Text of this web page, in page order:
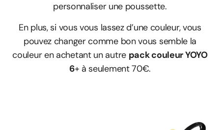
personnaliser une poussette.
En plus, si vous vous lassez d’une couleur, vous
pouvez changer comme bon vous semble la
couleur en achetant un autre pack couleur YOYO
6+ à seulement 70€.